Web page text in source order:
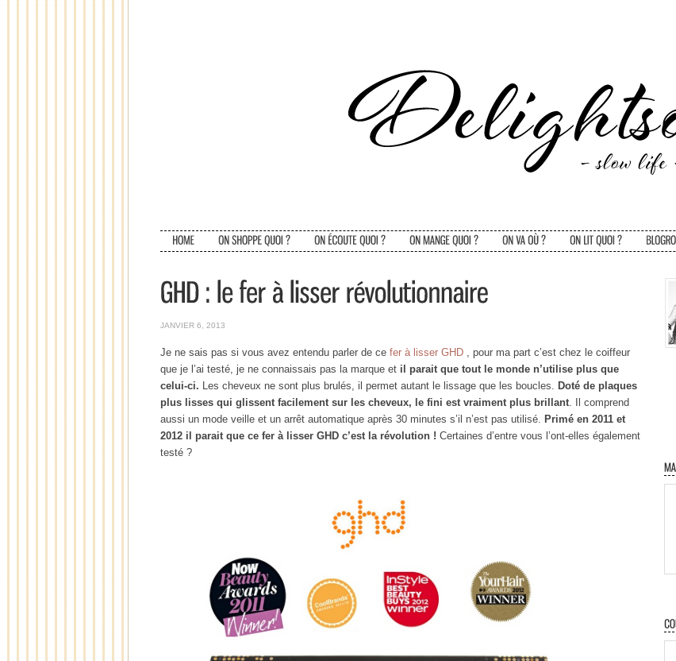
JANVIER 6, 2013
Je ne sais pas si vous avez entendu parler de ce fer à lisser GHD , pour ma part c’est chez le coiffeur
que je l’ai testé, je ne connaissais pas la marque et il parait que tout le monde n’utilise plus que
celui-ci. Les cheveux ne sont plus brulés, il permet autant le lissage que les boucles. Doté de plaques
plus lisses qui glissent facilement sur les cheveux, le fini est vraiment plus brillant. Il comprend
aussi un mode veille et un arrêt automatique après 30 minutes s’il n’est pas utilisé. Primé en 2011 et
2012 il parait que ce fer à lisser GHD c’est la révolution ! Certaines d’entre vous l’ont-elles également
testé ?